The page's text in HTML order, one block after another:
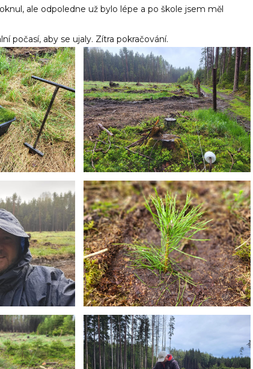
ale odpoledne už bylo lépe a po škole jsem měl
počasí, aby se ujaly. Zítra pokračování.